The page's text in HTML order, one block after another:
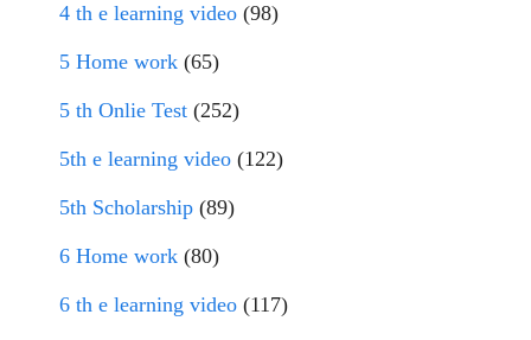
4 th e learning video (98)
5 Home work (65)
5 th Onlie Test (252)
5th e learning video (122)
5th Scholarship (89)
6 Home work (80)
6 th e learning video (117)